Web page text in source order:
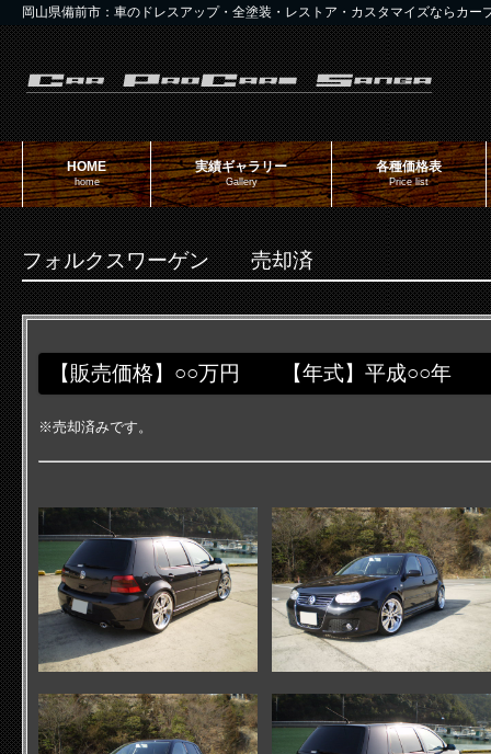
岡山県備前市：車のドレスアップ・全塗装・レストア・カスタマイズならカー
HOME
home
実績ギャラリー
Gallery
各種価格表
Price list
フォルクスワーゲン 売却済
【販売価格】○○万円 【年式】平成○○
※売却済みです。